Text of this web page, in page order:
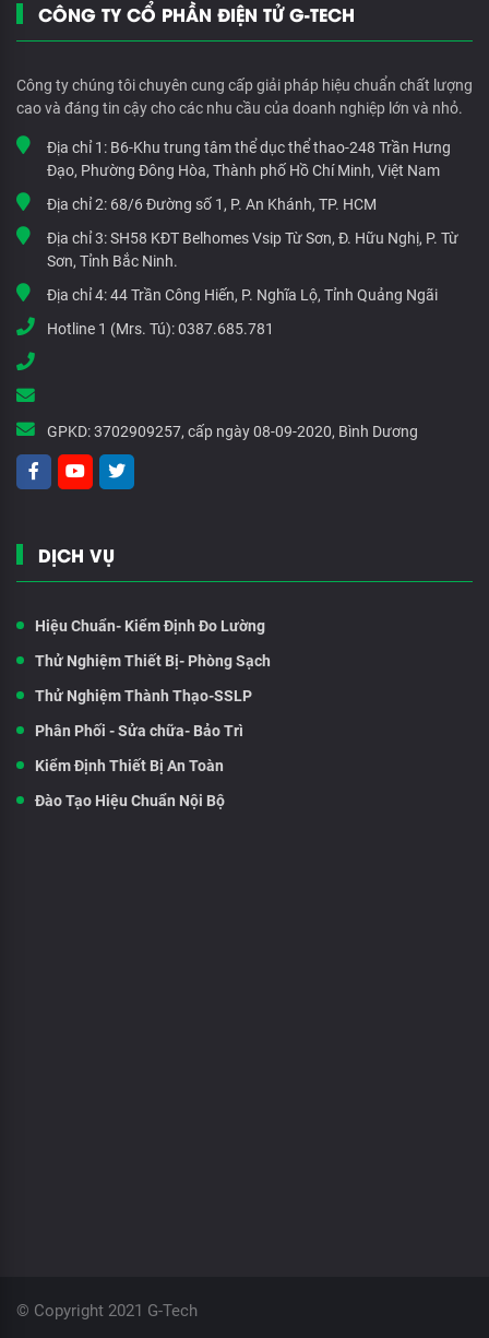
CÔNG TY CỔ PHẦN ĐIỆN TỬ G-TECH
Công ty chúng tôi chuyên cung cấp giải pháp hiệu chuẩn chất lượng
cao và đáng tin cậy cho các nhu cầu của doanh nghiệp lớn và nhỏ.
Địa chỉ 1: B6-Khu trung tâm thể dục thể thao-248 Trần Hưng
Đạo, Phường Đông Hòa, Thành phố Hồ Chí Minh, Việt Nam
Địa chỉ 2: 68/6 Đường số 1, P. An Khánh, TP. HCM
Địa chỉ 3:SH58 KĐT Belhomes Vsip Từ Sơn, Đ. Hữu Nghị, P. Từ
Sơn, Tỉnh Bắc Ninh.
Địa chỉ 4:44 Trần Công Hiến, P. Nghĩa Lộ, Tỉnh Quảng Ngãi
Hotline 1 (Mrs. Tú):0387.685.781
GPKD:3702909257, cấp ngày 08-09-2020, Bình Dương
DỊCH VỤ
Hiệu Chuẩn- Kiểm Định Đo Lường
Thử Nghiệm Thiết Bị- Phòng Sạch
Thử Nghiệm Thành Thạo-SSLP
Phân Phối - Sửa chữa- Bảo Trì
Kiểm Định Thiết Bị An Toàn
Đào Tạo Hiệu Chuẩn Nội Bộ
© Copyright 2021 G-Tech